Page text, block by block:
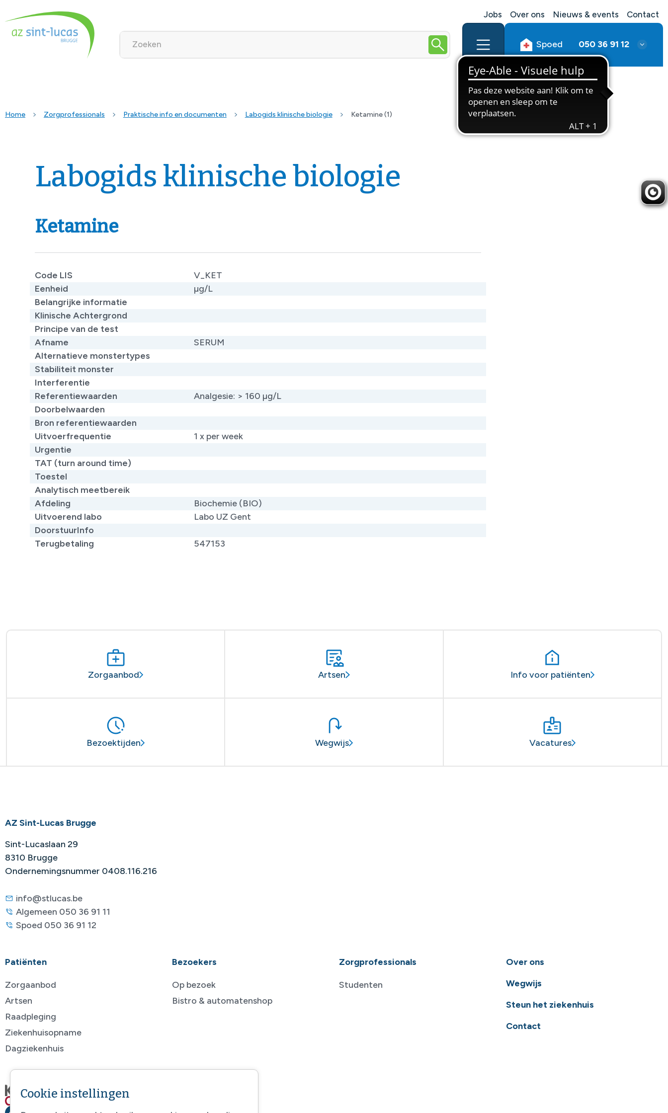
Jobs Over ons Nieuws & events Contact
Spoed 050 36 91 12
Home Zorgprofessionals Praktische info en documenten Labogids klinische biologie Ketamine (1)
Labogids klinische biologie
Ketamine
Code LIS
V_KET
Eenheid
µg/L
Belangrijke informatie
Klinische Achtergrond
Principe van de test
Afname
SERUM
Alternatieve monstertypes
Stabiliteit monster
Interferentie
Referentiewaarden
​Analgesie: > 160 µg/L
Doorbelwaarden
Bron referentiewaarden
Uitvoerfrequentie
1 x per week
Urgentie
TAT (turn around time)
Toestel
Analytisch meetbereik
Afdeling
Biochemie (BIO)
Uitvoerend labo
Labo UZ Gent
DoorstuurInfo
Terugbetaling
547153
Zorgaanbod Artsen Info voor patiënten
Bezoektijden Wegwijs Vacatures
AZ Sint-Lucas Brugge
Sint-Lucaslaan 29
8310 Brugge
Ondernemingsnummer 0408.116.216
info@stlucas.be
Algemeen 050 36 91 11
Spoed 050 36 91 12
Patiënten
Zorgaanbod
Artsen
Raadpleging
Ziekenhuisopname
Dagziekenhuis
Bezoekers
Op bezoek
Bistro & automatenshop
Zorgprofessionals
Studenten
Over ons
Wegwijs
Steun het ziekenhuis
Contact
Cookie instellingen